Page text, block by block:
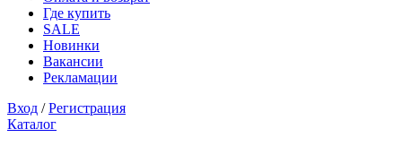
Где купить
SALE
Новинки
Вакансии
Рекламации
Вход /Регистрация
Каталог